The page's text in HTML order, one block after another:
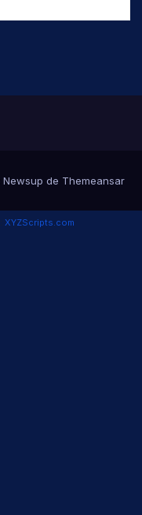
Newsup de Themeansar
XYZScripts.com